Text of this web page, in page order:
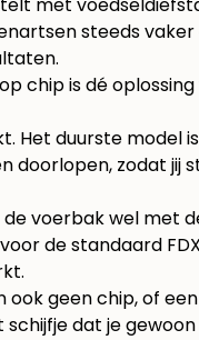
met
steeds
chip is dé
Het duurste
doorlopen, zodat
voerbak wel met
de standaard
geen chip, of
schijfje dat je